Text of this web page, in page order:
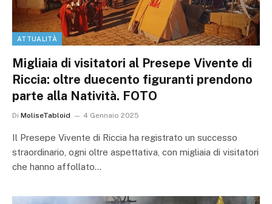
ATTUALITÀ
Migliaia di visitatori al Presepe Vivente di
Riccia: oltre duecento figuranti prendono
parte alla Natività. FOTO
Di MoliseTabloid 4 Gennaio 2025
Il Presepe Vivente di Riccia ha registrato un successo
straordinario, ogni oltre aspettativa, con migliaia di visitatori
che hanno affollato…